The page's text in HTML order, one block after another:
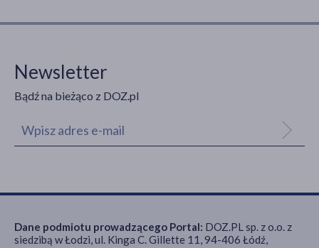
Newsletter
Bądź na bieżąco z DOZ.pl
Dane podmiotu prowadzącego Portal: DOZ.PL sp. z o.o. z
siedzibą w Łodzi, ul. Kinga C. Gillette 11, 94-406 Łódź,